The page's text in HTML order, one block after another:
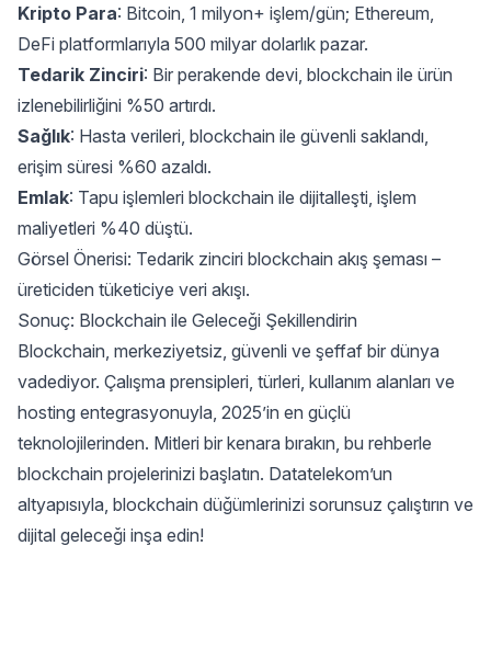
Kripto Para: Bitcoin, 1 milyon+ işlem/gün; Ethereum,
DeFi platformlarıyla 500 milyar dolarlık pazar.
Tedarik Zinciri: Bir perakende devi, blockchain ile ürün
izlenebilirliğini %50 artırdı.
Sağlık: Hasta verileri, blockchain ile güvenli saklandı,
erişim süresi %60 azaldı.
Emlak: Tapu işlemleri blockchain ile dijitalleşti, işlem
maliyetleri %40 düştü.
Görsel Önerisi: Tedarik zinciri blockchain akış şeması –
üreticiden tüketiciye veri akışı.
Sonuç: Blockchain ile Geleceği Şekillendirin
Blockchain, merkeziyetsiz, güvenli ve şeffaf bir dünya
vadediyor. Çalışma prensipleri, türleri, kullanım alanları ve
hosting entegrasyonuyla, 2025’in en güçlü
teknolojilerinden. Mitleri bir kenara bırakın, bu rehberle
blockchain projelerinizi başlatın. Datatelekom’un
altyapısıyla, blockchain düğümlerinizi sorunsuz çalıştırın ve
dijital geleceği inşa edin!